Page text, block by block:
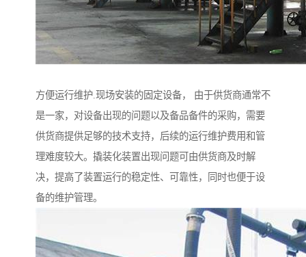
方便运行维护.现场安装的固定设备， 由于供货商通常不
是一家，对设备出现的问题以及备品备件的采购，需要
供货商提供足够的技术支持，后续的运行维护费用和管
理难度较大。撬装化装置出现问题可由供货商及时解
决，提高了装置运行的稳定性、可靠性，同时也便于设
备的维护管理。